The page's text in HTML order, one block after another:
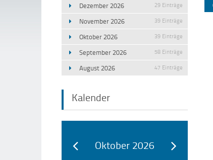
Dezember 2026 29 Einträge
November 2026 39 Einträge
Oktober 2026 39 Einträge
September 2026 58 Einträge
August 2026 47 Einträge
Kalender
Oktober 2026